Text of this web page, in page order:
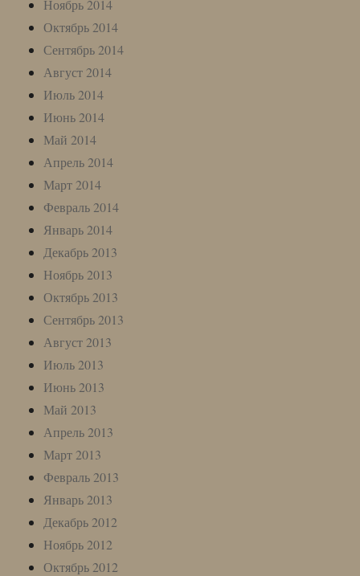
Ноябрь 2014
Октябрь 2014
Сентябрь 2014
Август 2014
Июль 2014
Июнь 2014
Май 2014
Апрель 2014
Март 2014
Февраль 2014
Январь 2014
Декабрь 2013
Ноябрь 2013
Октябрь 2013
Сентябрь 2013
Август 2013
Июль 2013
Июнь 2013
Май 2013
Апрель 2013
Март 2013
Февраль 2013
Январь 2013
Декабрь 2012
Ноябрь 2012
Октябрь 2012